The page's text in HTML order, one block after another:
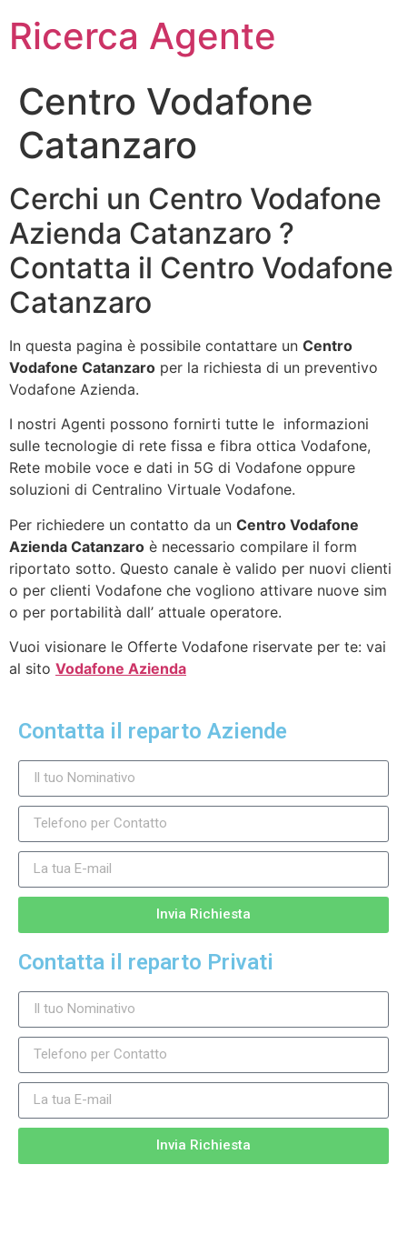
Ricerca Agente
Centro Vodafone
Catanzaro
Cerchi un Centro Vodafone
Azienda Catanzaro ?
Contatta il Centro Vodafone
Catanzaro
In questa pagina è possibile contattare un Centro
Vodafone Catanzaro per la richiesta di un preventivo
Vodafone Azienda.
I nostri Agenti possono fornirti tutte le informazioni
sulle tecnologie di rete fissa e fibra ottica Vodafone,
Rete mobile voce e dati in 5G di Vodafone oppure
soluzioni di Centralino Virtuale Vodafone.
Per richiedere un contatto da un Centro Vodafone
Azienda Catanzaro è necessario compilare il form
riportato sotto. Questo canale è valido per nuovi clienti
o per clienti Vodafone che vogliono attivare nuove sim
o per portabilità dall’ attuale operatore.
Vuoi visionare le Offerte Vodafone riservate per te: vai
al sito Vodafone Azienda
Contatta il reparto Aziende
Invia Richiesta
Contatta il reparto Privati
Invia Richiesta